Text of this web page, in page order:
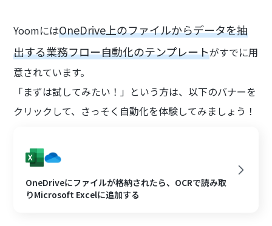
YoomにはOneDrive上のファイルからデータを抽
出する業務フロー自動化のテンプレートがすでに用
意されています。
「まずは試してみたい！」という方は、以下のバナーを
クリックして、さっそく自動化を体験してみましょう！
OneDriveにファイルが格納されたら、OCRで読み取
りMicrosoft Excelに追加する